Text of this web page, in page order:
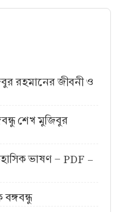
রহমানের জীবনী ও
শেখ মুজিবুর
ভাষণ - PDF -